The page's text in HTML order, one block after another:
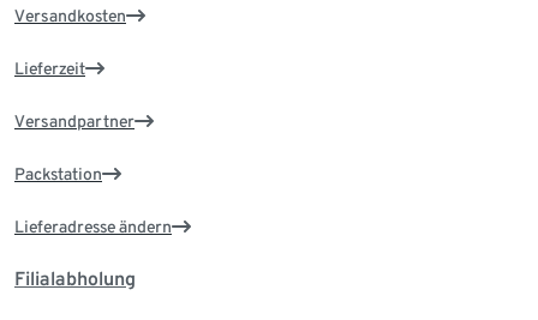
Versandkosten
Lieferzeit
Versandpartner
Packstation
Lieferadresse ändern
Filialabholung